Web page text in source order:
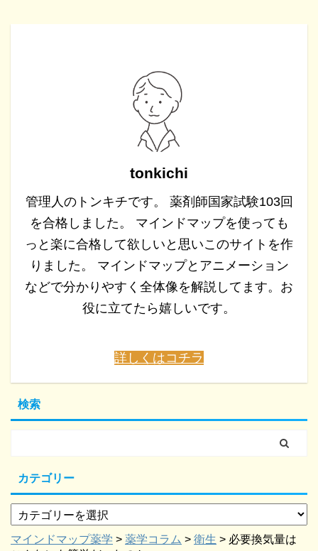
tonkichi
管理人のトンキチです。 薬剤師国家試験103回
を合格しました。 マインドマップを使っても
っと楽に合格して欲しいと思いこのサイトを作
りました。 マインドマップとアニメーション
などで分かりやすく全体像を解説してます。お
役に立てたら嬉しいです。
詳しくはコチラ
検索
カテゴリー
マインドマップ薬学 > 薬学コラム > 衛生 > 必要換気量は